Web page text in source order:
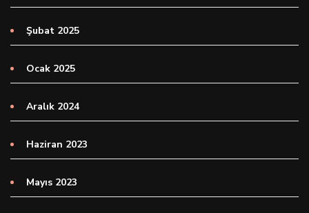
Şubat 2025
Ocak 2025
Aralık 2024
Haziran 2023
Mayıs 2023